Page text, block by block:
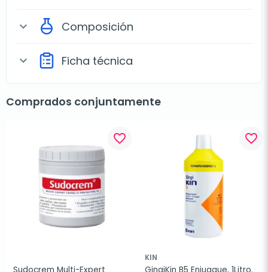
expand_more Composición
expand_more Ficha técnica
Comprados conjuntamente
favorite_border favorite_border
KIN